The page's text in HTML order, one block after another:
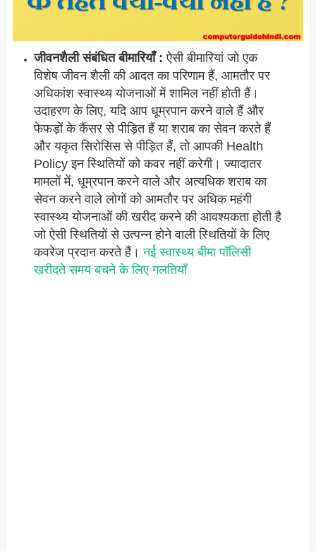
जीवनशैली संबंधित बीमारियाँ : ऐसी बीमारियां जो एक
विशेष जीवन शैली की आदत का परिणाम हैं, आमतौर पर
अधिकांश स्वास्थ्य योजनाओं में शामिल नहीं होती हैं।
उदाहरण के लिए, यदि आप धूम्रपान करने वाले हैं और
फेफड़ों के कैंसर से पीड़ित हैं या शराब का सेवन करते हैं
और यकृत सिरोसिस से पीड़ित हैं, तो आपकी Health
Policy इन स्थितियों को कवर नहीं करेगी। ज्यादातर
मामलों में, धूम्रपान करने वाले और अत्यधिक शराब का
सेवन करने वाले लोगों को आमतौर पर अधिक महंगी
स्वास्थ्य योजनाओं की खरीद करने की आवश्यकता होती है
जो ऐसी स्थितियों से उत्पन्न होने वाली स्थितियों के लिए
कवरेज प्रदान करते हैं।नई स्वास्थ्य बीमा पॉलिसी
खरीदते समय बचने के लिए गलतियाँ